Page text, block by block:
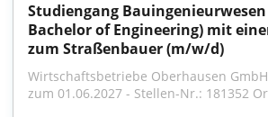
Studiengang
Bachelor of Engineering) mit
zum Straßenbauer (m/w/d)
Wirtschaftsbetriebe Oberhausen
zum 01.06.2027 - Stellen-Nr.: 181352